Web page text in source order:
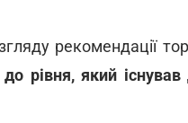
рекомендації
рівня, який існував